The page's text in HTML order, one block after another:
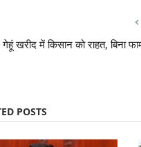
गेहूं खरीद में किसान को राहत, बिना
POSTS
केंद्र सरकार स्टार्टअप और ग्रामीण
रुपये...